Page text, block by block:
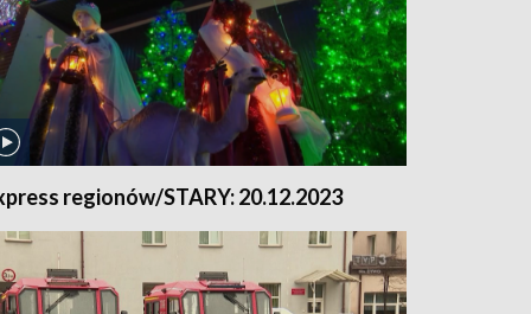
regionów/STARY: 20.12.2023